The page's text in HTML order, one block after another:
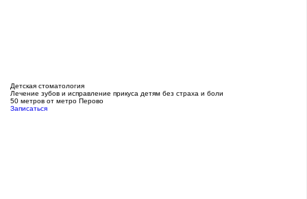
Детская стоматология
Лечение зубов и исправление прикуса детям без страха и боли
50 метров от метро Перово
Записаться